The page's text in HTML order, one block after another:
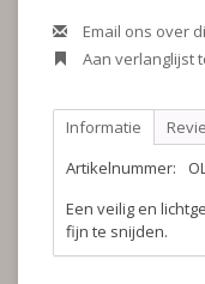
Email ons over
Aan verlanglijst
Informatie
Artikelnummer:
Een veilig en
fijn te snijden.